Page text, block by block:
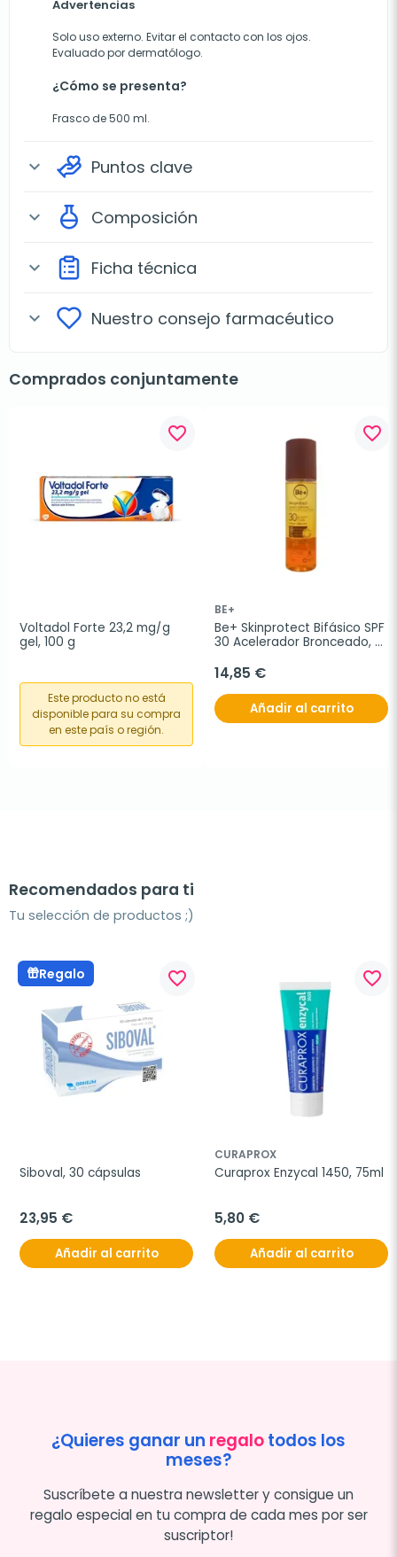
Advertencias
Solo uso externo. Evitar el contacto con los ojos.
Evaluado por dermatólogo.
¿Cómo se presenta?
Frasco de 500 ml.
expand_more Puntos clave
expand_more Composición
expand_more Ficha técnica
expand_more Nuestro consejo farmacéutico
Comprados conjuntamente
favorite_border
Voltadol Forte 23,2 mg/g
gel, 100 g
Este producto no está
disponible para su compra
en este país o región.
favorite_border
BE+
Be+ Skinprotect Bifásico SPF
30 Acelerador Bronceado,
14,85 €
Añadir al carrito
Recomendados para ti
Tu selección de productos ;)
Regalo favorite_border
Siboval, 30 cápsulas
23,95 €
Añadir al carrito
favorite_border
CURAPROX
Curaprox Enzycal 1450, 75ml
5,80 €
Añadir al carrito
¿Quieres ganar un regalotodos los
meses?
Suscríbete a nuestra newsletter y consigue un
regalo especial en tu compra de cada mes por ser
suscriptor!